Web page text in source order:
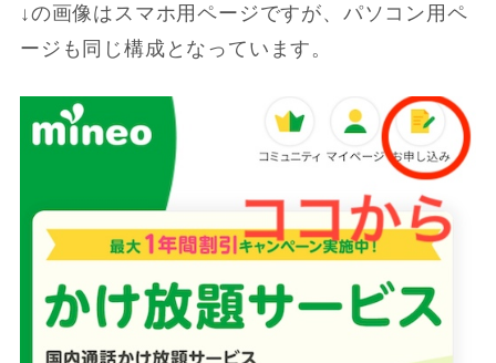
↓の画像はスマホ用ページですが、パソコン用ペ
ージも同じ構成となっています。